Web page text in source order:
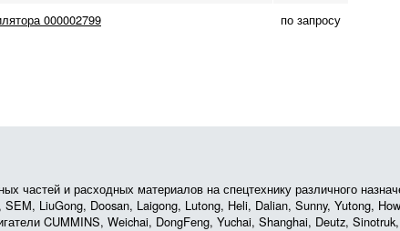
000002799 по запросу
частей и расходных материалов на спецтехнику различного
LiuGong, Doosan, Laigong, Lutong, Heli, Dalian, Sunny, Yutong,
CUMMINS, Weichai, DongFeng, Yuchai, Shanghai, Deutz,